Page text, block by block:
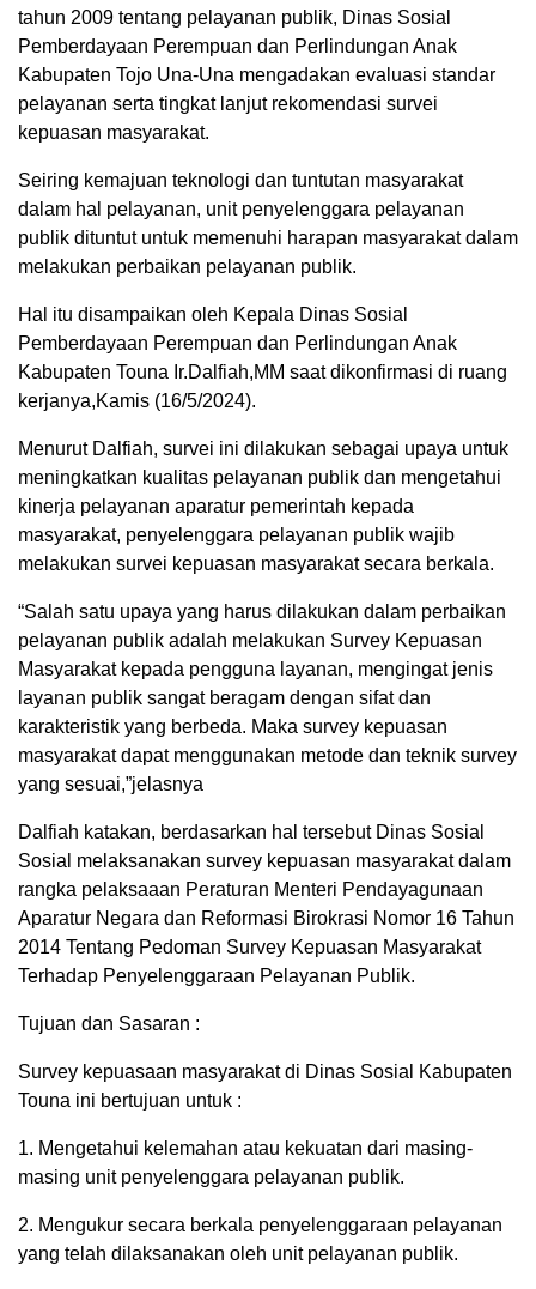
tahun 2009 tentang pelayanan publik, Dinas Sosial
Pemberdayaan Perempuan dan Perlindungan Anak
Kabupaten Tojo Una-Una mengadakan evaluasi standar
pelayanan serta tingkat lanjut rekomendasi survei
kepuasan masyarakat.
Seiring kemajuan teknologi dan tuntutan masyarakat
dalam hal pelayanan, unit penyelenggara pelayanan
publik dituntut untuk memenuhi harapan masyarakat dalam
melakukan perbaikan pelayanan publik.
Hal itu disampaikan oleh Kepala Dinas Sosial
Pemberdayaan Perempuan dan Perlindungan Anak
Kabupaten Touna Ir.Dalfiah,MM saat dikonfirmasi di ruang
kerjanya,Kamis (16/5/2024).
Menurut Dalfiah, survei ini dilakukan sebagai upaya untuk
meningkatkan kualitas pelayanan publik dan mengetahui
kinerja pelayanan aparatur pemerintah kepada
masyarakat, penyelenggara pelayanan publik wajib
melakukan survei kepuasan masyarakat secara berkala.
“Salah satu upaya yang harus dilakukan dalam perbaikan
pelayanan publik adalah melakukan Survey Kepuasan
Masyarakat kepada pengguna layanan, mengingat jenis
layanan publik sangat beragam dengan sifat dan
karakteristik yang berbeda. Maka survey kepuasan
masyarakat dapat menggunakan metode dan teknik survey
yang sesuai,”jelasnya
Dalfiah katakan, berdasarkan hal tersebut Dinas Sosial
Sosial melaksanakan survey kepuasan masyarakat dalam
rangka pelaksaaan Peraturan Menteri Pendayagunaan
Aparatur Negara dan Reformasi Birokrasi Nomor 16 Tahun
2014 Tentang Pedoman Survey Kepuasan Masyarakat
Terhadap Penyelenggaraan Pelayanan Publik.
Tujuan dan Sasaran :
Survey kepuasaan masyarakat di Dinas Sosial Kabupaten
Touna ini bertujuan untuk :
1. Mengetahui kelemahan atau kekuatan dari masing-
masing unit penyelenggara pelayanan publik.
2. Mengukur secara berkala penyelenggaraan pelayanan
yang telah dilaksanakan oleh unit pelayanan publik.